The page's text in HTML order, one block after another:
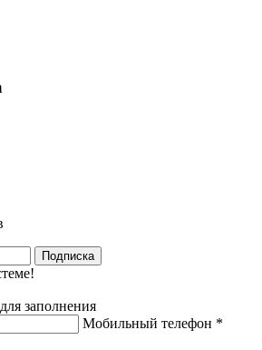
Подписка
заполнения
Мобильный телефон *